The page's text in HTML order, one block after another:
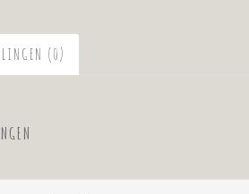
(0)